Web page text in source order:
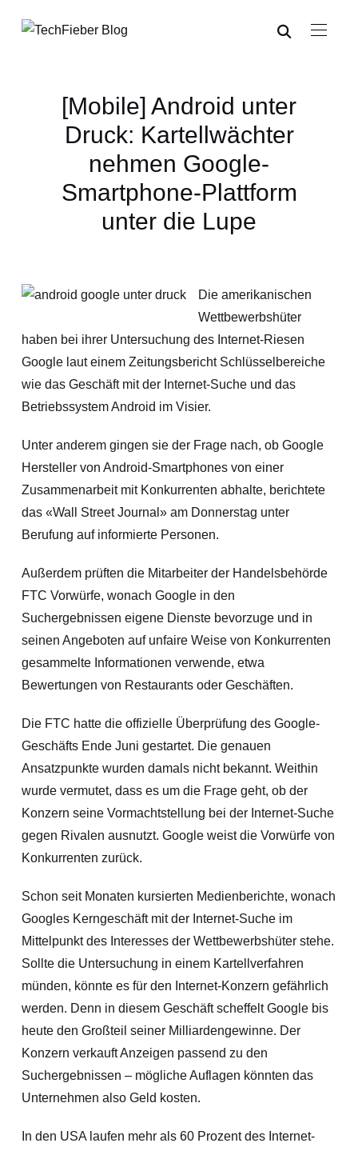
[Mobile] Android unter
Druck: Kartellwächter
nehmen Google-
Smartphone-Plattform
unter die Lupe
Die amerikanischen
Wettbewerbshüter
haben bei ihrer Untersuchung des Internet-Riesen
Google laut einem Zeitungsbericht Schlüsselbereiche
wie das Geschäft mit der Internet-Suche und das
Betriebssystem Android im Visier.
Unter anderem gingen sie der Frage nach, ob Google
Hersteller von Android-Smartphones von einer
Zusammenarbeit mit Konkurrenten abhalte, berichtete
das «Wall Street Journal» am Donnerstag unter
Berufung auf informierte Personen.
Außerdem prüften die Mitarbeiter der Handelsbehörde
FTC Vorwürfe, wonach Google in den
Suchergebnissen eigene Dienste bevorzuge und in
seinen Angeboten auf unfaire Weise von Konkurrenten
gesammelte Informationen verwende, etwa
Bewertungen von Restaurants oder Geschäften.
Die FTC hatte die offizielle Überprüfung des Google-
Geschäfts Ende Juni gestartet. Die genauen
Ansatzpunkte wurden damals nicht bekannt. Weithin
wurde vermutet, dass es um die Frage geht, ob der
Konzern seine Vormachtstellung bei der Internet-Suche
gegen Rivalen ausnutzt. Google weist die Vorwürfe von
Konkurrenten zurück.
Schon seit Monaten kursierten Medienberichte, wonach
Googles Kerngeschäft mit der Internet-Suche im
Mittelpunkt des Interesses der Wettbewerbshüter stehe.
Sollte die Untersuchung in einem Kartellverfahren
münden, könnte es für den Internet-Konzern gefährlich
werden. Denn in diesem Geschäft scheffelt Google bis
heute den Großteil seiner Milliardengewinne. Der
Konzern verkauft Anzeigen passend zu den
Suchergebnissen – mögliche Auflagen könnten das
Unternehmen also Geld kosten.
In den USA laufen mehr als 60 Prozent des Internet-